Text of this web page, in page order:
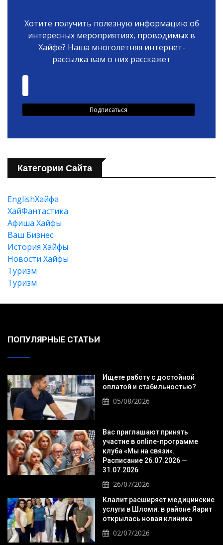
Хотите получить полезную информацию об
интересных мероприятиях, проводимых в
Хайфе? Наша многолетняя интернет-
рассылка вам о них расскажет
Категории Сайта
EnglishХайфа
XайФантастика
Афиша Хайфы
Ваш Бизнес
История Хайфы
Новости Хайфы
Туризм
Туризм
ПОПУЛЯРНЫЕ СТАТЬИ
Ищете работу с достойной
оплатой и стабильностью?
05/08/2026
Вас приглашают принять
участие в online-программе
клуба «Мы на связи».
Расписание 26.07.2026 —
31.07.2026
26/07/2026
Клалит расширяет медицинские
услуги в Шломи: в районе Яарит
открылась новая клиника
02/07/2026